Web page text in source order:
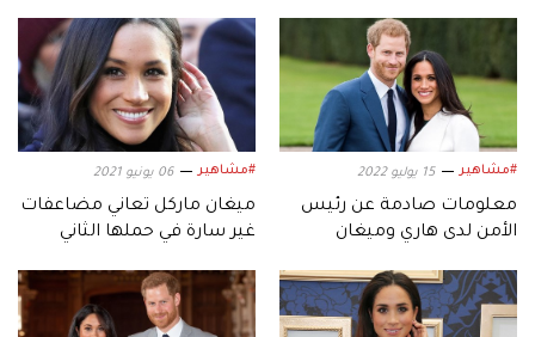
#مشاهير 15 يوليو 2022
معلومات صادمة عن رئيس
الأمن لدى هاري وميغان
#مشاهير 06 يونيو 2021
ميغان ماركل تعاني مضاعفات
غير سارة في حملها الثاني